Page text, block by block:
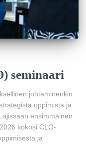
seminaari
johtaminenkin
oppimista ja
ensimmäinen
kokosi CLO-
ja